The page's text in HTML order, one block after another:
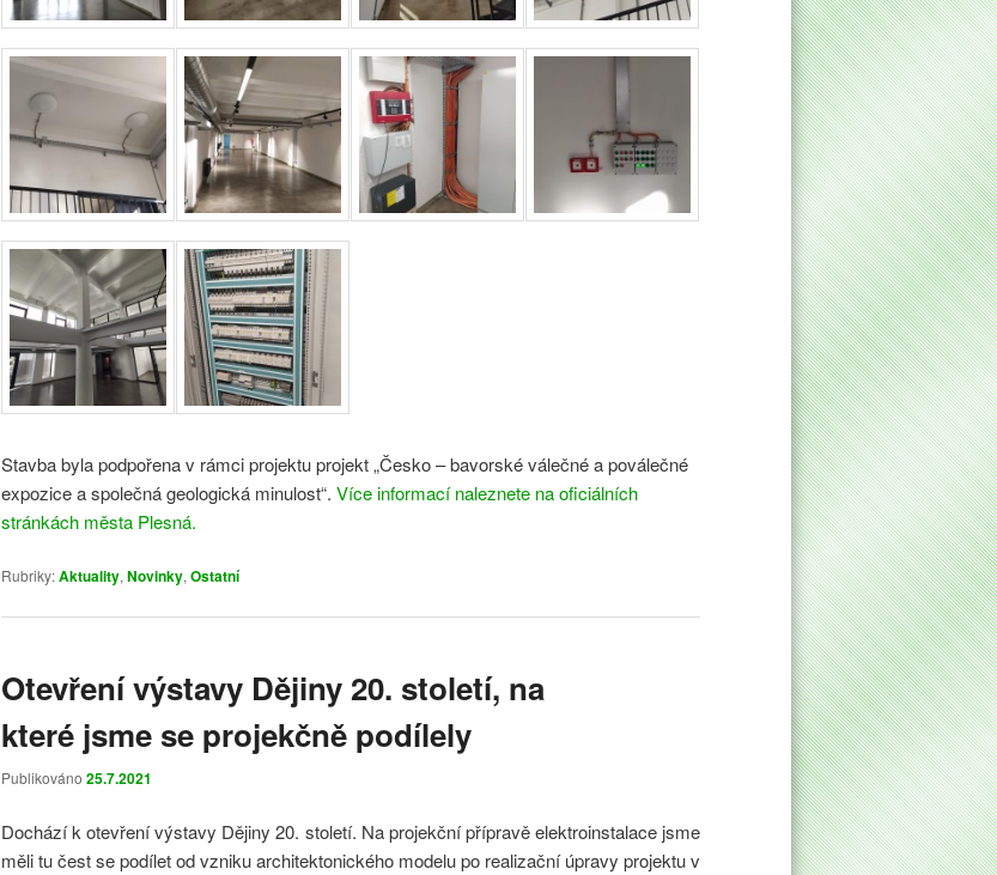
Stavba byla podpořena v rámci projektu projekt „Česko – bavorské válečné a poválečné
expozice a společná geologická minulost“. Více informací naleznete na oficiálních
stránkách města Plesná.
Rubriky:Aktuality, Novinky, Ostatní
Otevření výstavy Dějiny 20. století, na
které jsme se projekčně podílely
Publikováno 25.7.2021
Dochází k otevření výstavy Dějiny 20. století. Na projekční přípravě elektroinstalace jsme
měli tu čest se podílet od vzniku architektonického modelu po realizační úpravy projektu v